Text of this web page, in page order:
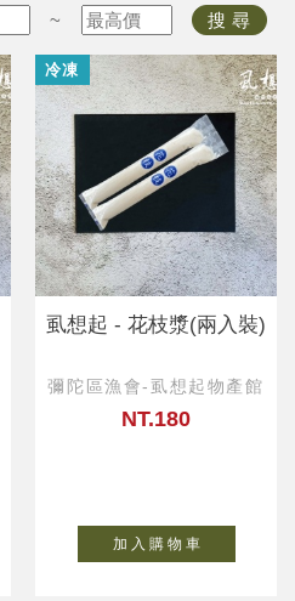
~ 搜 尋
冷凍
虱想起 - 花枝漿(兩入裝)
彌陀區漁會-虱想起物產館
NT.180
加 入 購 物 車